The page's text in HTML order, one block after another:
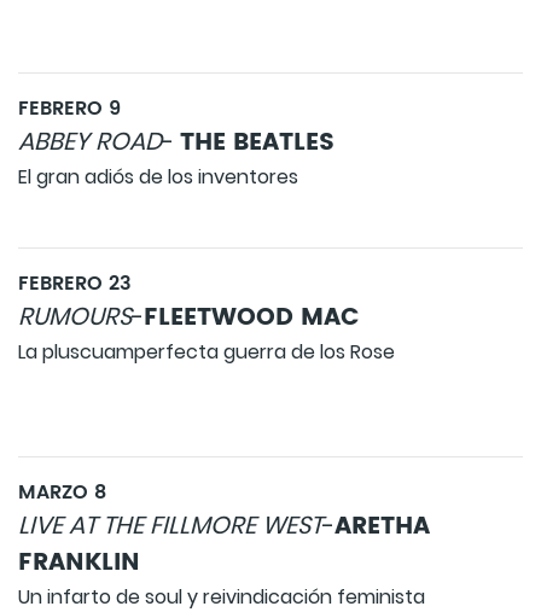
FEBRERO 9
ABBEY ROAD- THE BEATLES
El gran adiós de los inventores
FEBRERO 23
RUMOURS-FLEETWOOD MAC
La pluscuamperfecta guerra de los Rose
MARZO 8
LIVE AT THE FILLMORE WEST-ARETHA
FRANKLIN
Un infarto de soul y reivindicación feminista